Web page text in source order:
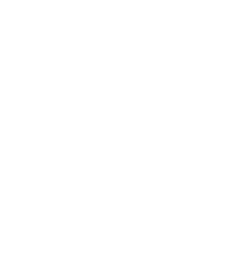
SOURCES="/dir1 /dir2 /file3"
SOURCES="/dir1 /dir2 /file3"